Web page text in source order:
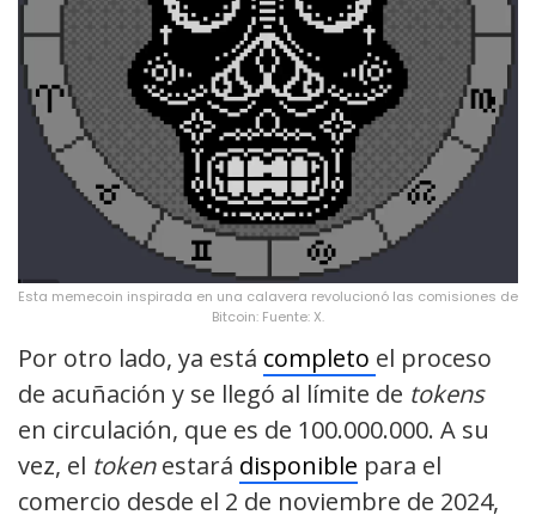
Esta memecoin inspirada en una calavera revolucionó las comisiones de
Bitcoin: Fuente: X.
Por otro lado, ya está completo el proceso
de acuñación y se llegó al límite de tokens
en circulación, que es de 100.000.000. A su
vez, el tokenestará disponible para el
comercio desde el 2 de noviembre de 2024,